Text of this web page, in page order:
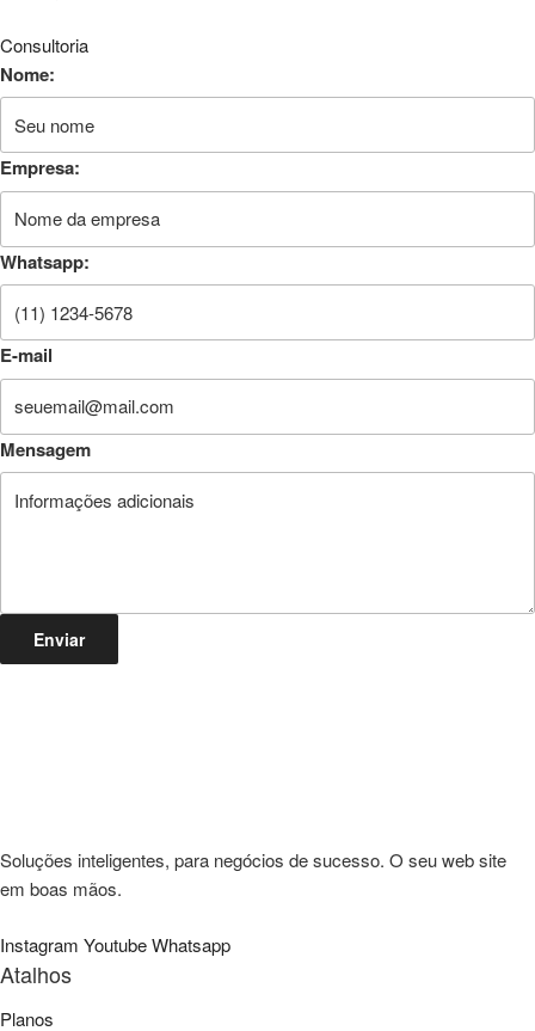
Consultoria
Nome:
Empresa:
Whatsapp:
E-mail
Mensagem
Enviar
Soluções inteligentes, para negócios de sucesso. O seu web site
em boas mãos.
Instagram YoutubeWhatsapp
Atalhos
Planos